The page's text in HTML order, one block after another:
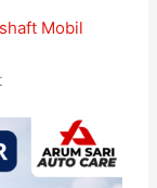
Mobil